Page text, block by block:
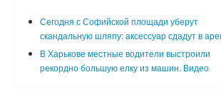
Сегодня с Софийской площади уберут
скандальную шляпу: аксессуар сдадут в
В Харькове местные водители выстроили
рекордно большую елку из машин. Видео